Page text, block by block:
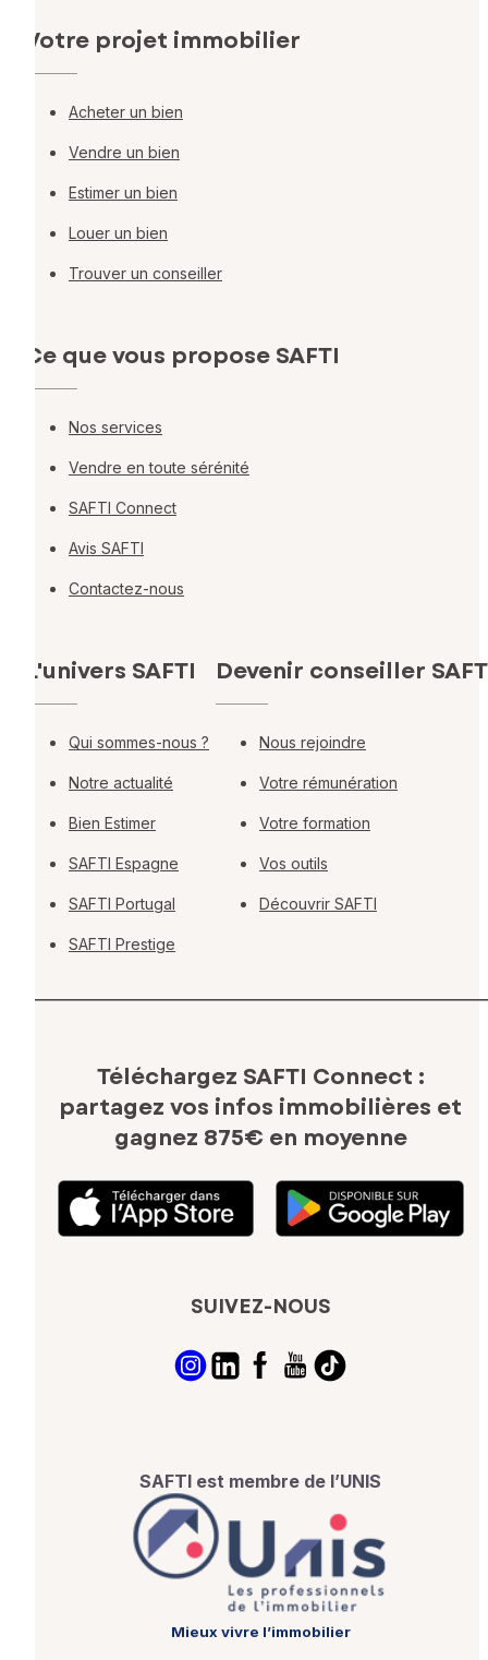
Votre projet immobilier
Acheter un bien
Vendre un bien
Estimer un bien
Louer un bien
Trouver un conseiller
Ce que vous propose SAFTI
Nos services
Vendre en toute sérénité
SAFTI Connect
Avis SAFTI
Contactez-nous
L'univers SAFTI
Qui sommes-nous ?
Notre actualité
Bien Estimer
SAFTI Espagne
SAFTI Portugal
SAFTI Prestige
Devenir conseiller
Nous rejoindre
Votre rémunération
Votre formation
Vos outils
Découvrir SAFTI
Téléchargez SAFTI Connect :
partagez vos infos immobilières et
gagnez 875€ en moyenne
SUIVEZ-NOUS
SAFTI est membre de l’UNIS
Mieux vivre l’immobilier